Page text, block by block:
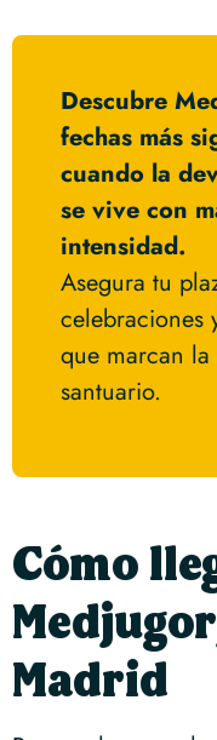
Descubre
fechas más
cuando la
se vive con
intensidad.
Asegura tu
celebraciones
que marcan
santuario.
Cómo
Madrid